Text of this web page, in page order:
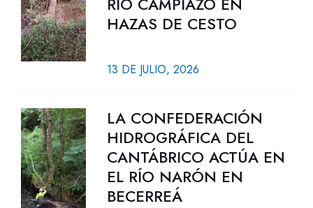
HAZAS DE CESTO
13 DE JULIO, 2026
LA CONFEDERACIÓN
HIDROGRÁFICA DEL
CANTÁBRICO ACTÚA EN
EL RÍO NARÓN EN
BECERREÁ